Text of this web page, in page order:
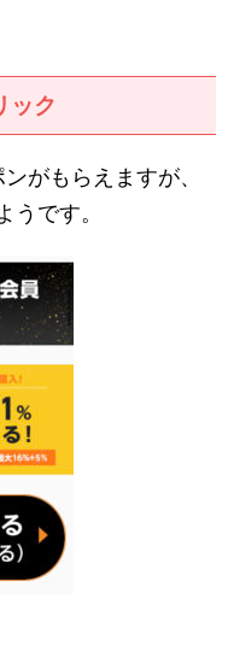
ック
がもらえますが、
うです。